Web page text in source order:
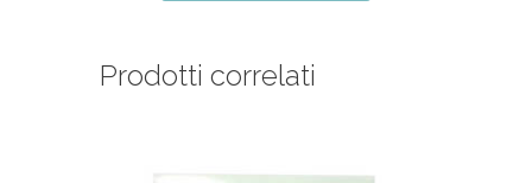
Prodotti correlati